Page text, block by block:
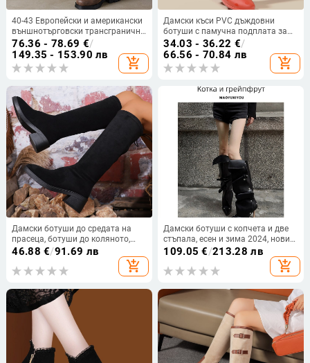
40-43 Европейски и американски
външнотърговски трансгранични
големи размери Есенни и зимни
ретро дамски ботуши с дебело
дъно и катарама, високи ботуши,
рицар H772
76.36 - 78.69 €/
149.35 - 153.90 лв
add_shopping_cart
Дамски къси PVC дъждовни
ботуши с памучна подплата за
четири сезона, плосък ток и
водоустойчиви обувки за
открито
34.03 - 36.22 €/
66.56 - 70.84 лв
add_shopping_cart
Дамски ботуши до средата на
прасеца, ботуши до коляното,
зима 2025, нова мода,
отслабващи велурени дълги
46.88 €/91.69 лв
add_shopping_cart
Дамски ботуши с копчета и две
стъпала, есен и зима 2024, нови
ботуши на висок ток от Spice
Girls, модни ботуши с остър тънък
ток и дълги ботуши
109.05 €/213.28 лв
add_shopping_cart